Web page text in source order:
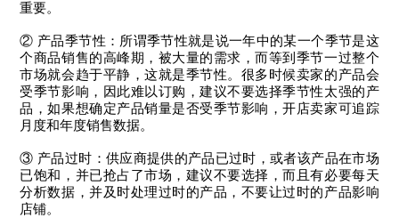
重要。
② 产品季节性：所谓季节性就是说一年中的某一个季节是这
个商品销售的高峰期，被大量的需求，而等到季节一过整个
市场就会趋于平静，这就是季节性。很多时候卖家的产品会
受季节影响，因此难以订购，建议不要选择季节性太强的产
品，如果想确定产品销量是否受季节影响，开店卖家可追踪
月度和年度销售数据。
③ 产品过时：供应商提供的产品已过时，或者该产品在市场
已饱和，并已抢占了市场，建议不要选择，而且有必要每天
分析数据，并及时处理过时的产品，不要让过时的产品影响
店铺。